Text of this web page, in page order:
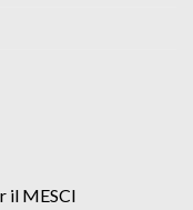
il MESCI